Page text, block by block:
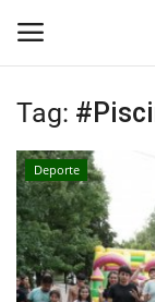
Inicio
Crónica
Policial
Tag:
Deporte